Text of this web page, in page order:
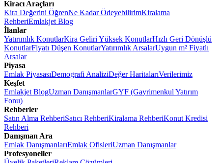
Kiracı Araçları
Kira Değerini ÖğrenNe Kadar ÖdeyebilirimKiralama
RehberiEmlakjet Blog
İlanlar
Yatırımlık KonutlarKira Geliri Yüksek KonutlarHızlı Geri Dönüşlü
KonutlarFiyatı Düşen KonutlarYatırımlık ArsalarUygun m² Fiyatlı
Arsalar
Piyasa
Emlak PiyasasıDemografi AnaliziDeğer HaritalarıVerilerimiz
Keşfet
Emlakjet BlogUzman DanışmanlarGYF (Gayrimenkul Yatırım
Fonu)
Rehberler
Satın Alma RehberiSatıcı RehberiKiralama RehberiKonut Kredisi
Rehberi
Danışman Ara
Emlak DanışmanlarıEmlak OfisleriUzman Danışmanlar
Profesyoneller